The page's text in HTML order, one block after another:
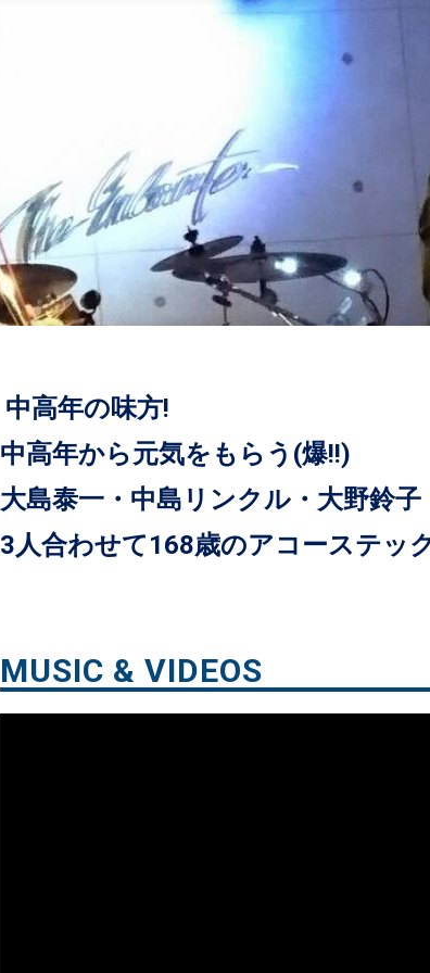
中高年の味方!
中高年から元気をもらう(爆!!)
大島泰一・中島リンクル・大野鈴
3人合わせて168歳のアコーステッ
MUSIC & VIDEOS